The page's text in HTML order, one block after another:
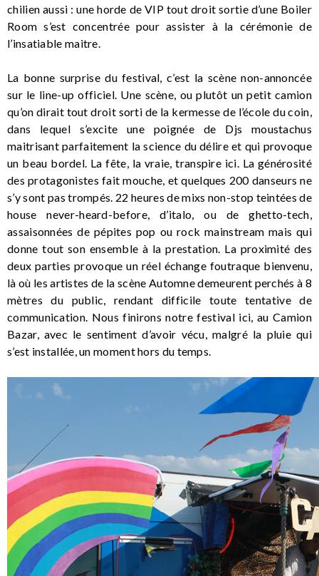
chilien aussi : une horde de VIP tout droit sortie d’une Boiler
Room s’est concentrée pour assister à la cérémonie de
l’insatiable maitre.
La bonne surprise du festival, c’est la scène non-annoncée
sur le line-up officiel. Une scène, ou plutôt un petit camion
qu’on dirait tout droit sorti de la kermesse de l’école du coin,
dans lequel s’excite une poignée de Djs moustachus
maitrisant parfaitement la science du délire et qui provoque
un beau bordel. La fête, la vraie, transpire ici. La générosité
des protagonistes fait mouche, et quelques 200 danseurs ne
s’y sont pas trompés. 22 heures de mixs non-stop teintées de
house never-heard-before, d’italo, ou de ghetto-tech,
assaisonnées de pépites pop ou rock mainstream mais qui
donne tout son ensemble à la prestation. La proximité des
deux parties provoque un réel échange foutraque bienvenu,
là où les artistes de la scène Automne demeurent perchés à 8
mètres du public, rendant difficile toute tentative de
communication. Nous finirons notre festival ici, au Camion
Bazar, avec le sentiment d’avoir vécu, malgré la pluie qui
s’est installée, un moment hors du temps.